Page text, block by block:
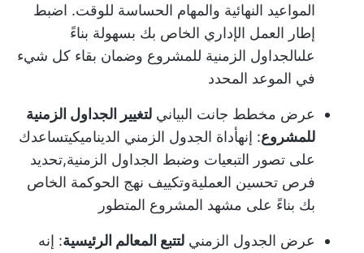
المواعيد النهائية والمهام الحساسة للوقت. اضبط
إطار العمل الإداري الخاص بك بسهولة بناءً
علىالجداول الزمنية للمشروع وضمان بقاء كل شيء
في الموعد المحدد
عرض مخطط جانت البياني لتغيير الجداول الزمنية
للمشروع: إنهأداة الجدول الزمني الديناميكيتساعدك
على تصور التبعيات وضبط الجداول الزمنية,تحديد
فرص تحسين العمليةوتكييف نهج الحوكمة الخاص
بك بناءً على مشهد المشروع المتطور
عرض الجدول الزمني لتتبع المعالم الرئيسية: إنه